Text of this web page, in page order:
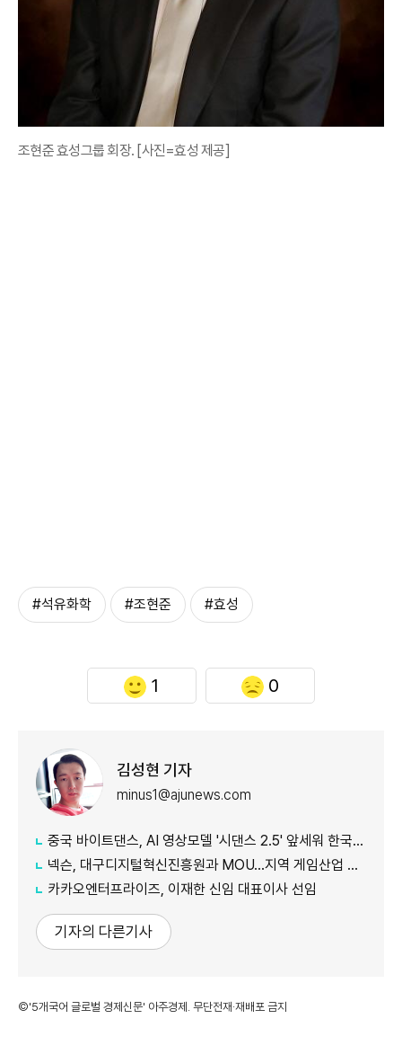
조현준 효성그룹 회장. [사진=효성 제공]
#석유화학 #조현준 #효성
1 0
김성현 기자
minus1@ajunews.com
중국 바이트댄스, AI 영상모델 '시댄스 2.5' 앞세워 한국 공략 본격화
넥슨, 대구디지털혁신진흥원과 MOU…지역 게임산업 육성 나선다
카카오엔터프라이즈, 이재한 신임 대표이사 선임
기자의 다른기사
©'5개국어 글로벌 경제신문' 아주경제. 무단전재·재배포 금지